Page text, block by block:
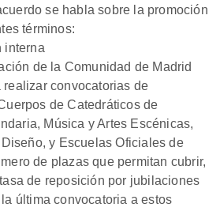
se habla sobre la promoción
términos:
interna
de la Comunidad de Madrid
realizar convocatorias de
de Catedráticos de
Música y Artes Escénicas,
y Escuelas Oficiales de
de plazas que permitan cubrir,
de reposición por jubilaciones
última convocatoria a estos